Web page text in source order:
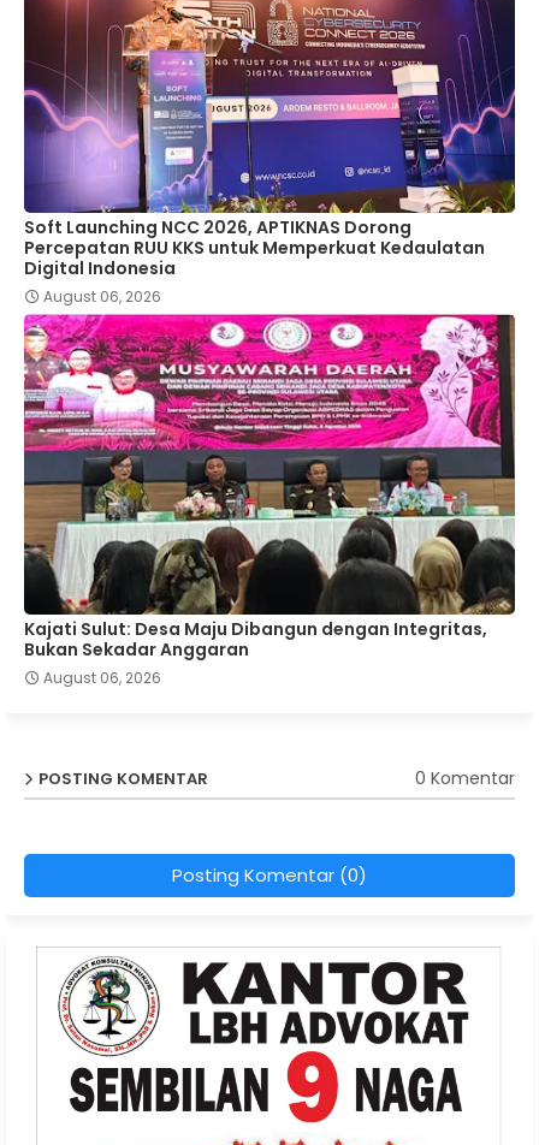
Soft Launching NCC 2026, APTIKNAS Dorong
Percepatan RUU KKS untuk Memperkuat Kedaulatan
Digital Indonesia
August 06, 2026
Kajati Sulut: Desa Maju Dibangun dengan Integritas,
Bukan Sekadar Anggaran
August 06, 2026
POSTING KOMENTAR 0 Komentar
Posting Komentar (0)